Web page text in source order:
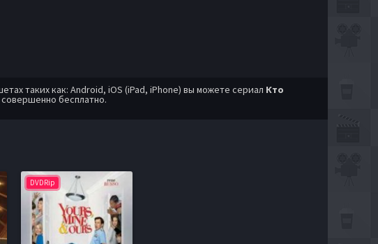
таких как: Android, iOS (iPad, iPhone) вы можете сериал Кто
бесплатно.
DVDRip